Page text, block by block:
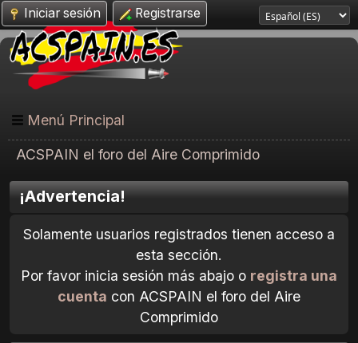
Iniciar sesión Registrarse
Menú Principal
ACSPAIN el foro del Aire Comprimido
¡Advertencia!
Solamente usuarios registrados tienen acceso a
esta sección.
Por favor inicia sesión más abajo o registra una
cuenta con ACSPAIN el foro del Aire
Comprimido